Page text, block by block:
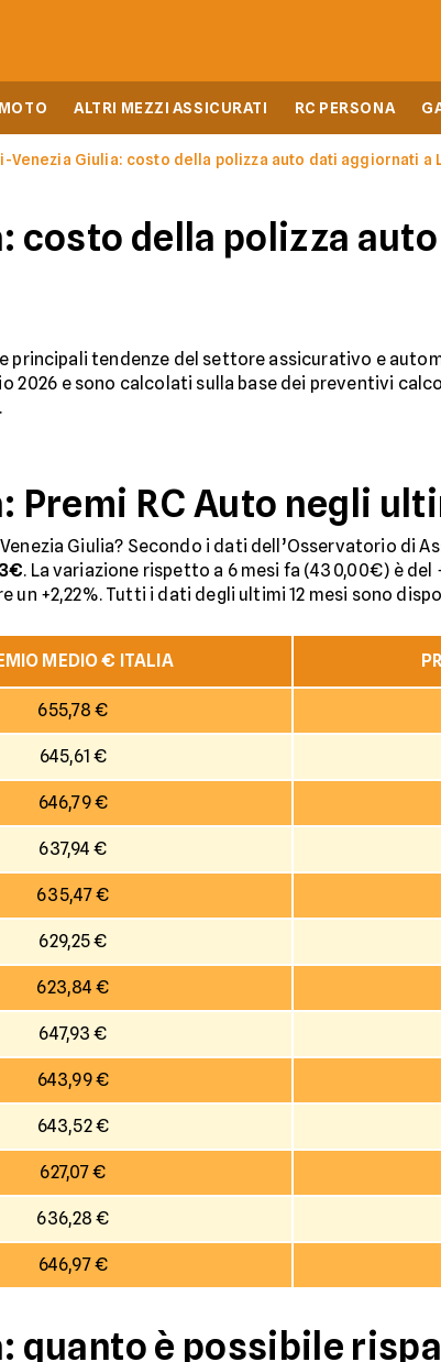
ALTRI MEZZI ASSICURATI RC PERSONA
Venezia Giulia: costo della polizza auto dati aggiornati a
costo della polizza
principali tendenze del settore assicurativo e
2026 e sono calcolati sulla base dei preventivi
Premi RC Auto negli
Giulia? Secondo i dati dell’Osservatorio di
. La variazione rispetto a 6 mesi fa (430,00€) è del
un +2,22%. Tutti i dati degli ultimi 12 mesi sono
MEDIO € ITALIA
655,78 €
645,61 €
646,79 €
637,94 €
635,47 €
629,25 €
623,84 €
647,93 €
643,99 €
643,52 €
627,07 €
636,28 €
646,97 €
quanto è possibile